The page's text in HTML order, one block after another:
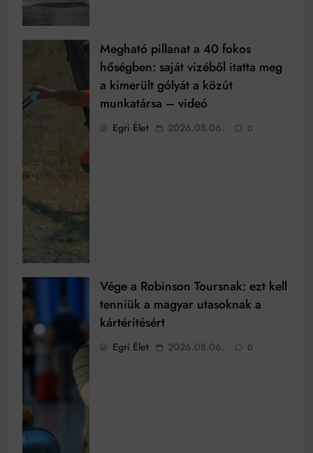
Megható pillanat a 40 fokos
hőségben: saját vizéből itatta meg
a kimerült gólyát a közút
munkatársa – videó
Egri Élet 2026.08.06. 0
Vége a Robinson Toursnak: ezt kell
tenniük a magyar utasoknak a
kártérítésért
Egri Élet 2026.08.06. 0